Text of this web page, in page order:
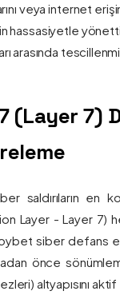
veya internet
arasında
(Layer 7)
saldırıların en
Layer - Layer 7)
siber
önce
altyapısını